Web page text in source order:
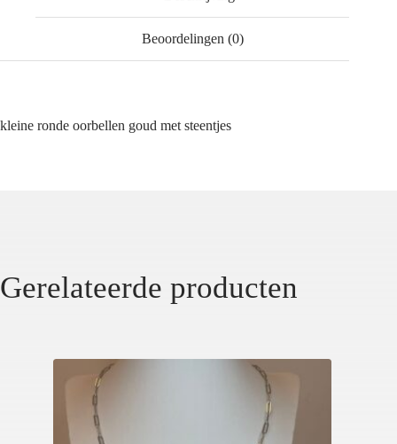
Beoordelingen (0)
kleine ronde oorbellen goud met steentjes
Gerelateerde producten